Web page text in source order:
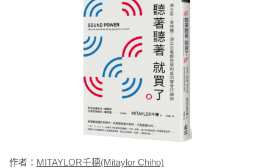
作者： MITAYLOR千穗(Mitaylor Chiho)